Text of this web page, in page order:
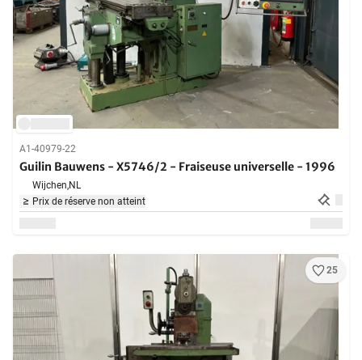
A1-40979-22
Guilin Bauwens - X5746/2 - Fraiseuse universelle - 1996
Wijchen,NL
Prix de réserve non atteint
25